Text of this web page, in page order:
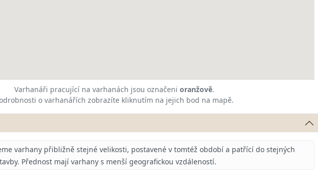
Varhanáři pracující na varhanách jsou označeni oranžově.
o varhanářích zobrazíte kliknutím na jejich bod na mapě.
varhany přibližně stejné velikosti, postavené v tomtéž období a patřící do stejných
Přednost mají varhany s menší geografickou vzdáleností.